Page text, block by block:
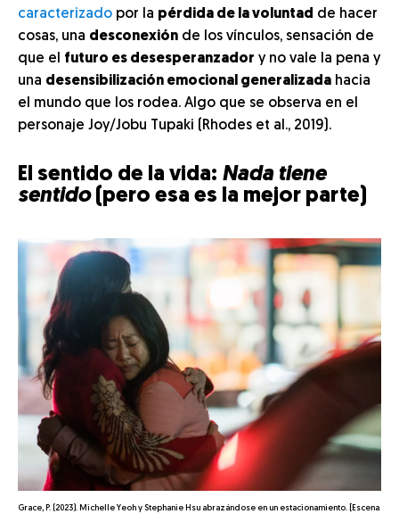
caracterizado por la pérdida de la voluntad de hacer
cosas, una desconexión de los vínculos, sensación de
que el futuro es desesperanzador y no vale la pena y
una desensibilización emocional generalizada hacia
el mundo que los rodea. Algo que se observa en el
personaje Joy/Jobu Tupaki (Rhodes et al., 2019).
El sentido de la vida: Nada tiene
sentido(pero esa es la mejor parte)
Grace, P. (2023). Michelle Yeoh y Stephanie Hsu abrazándose en un estacionamiento. [Escena